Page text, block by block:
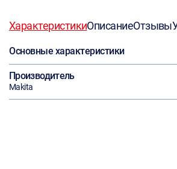
ХарактеристикиОписаниеОтзывы
Основные характеристики
Производитель
Makita